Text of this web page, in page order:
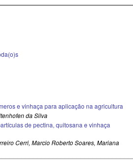
e vinhaça para aplicação na agricultura
da Silva
de pectina, quitosana e vinhaça
Cerri, Marcio Roberto Soares, Mariana